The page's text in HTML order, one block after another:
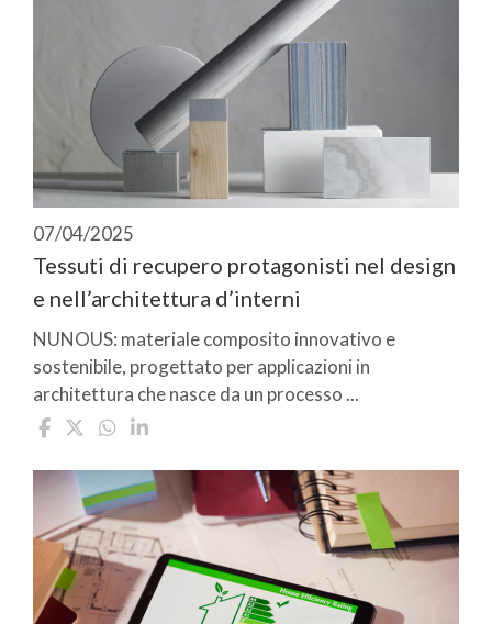
07/04/2025
Tessuti di recupero protagonisti nel design
e nell’architettura d’interni
NUNOUS: materiale composito innovativo e
sostenibile, progettato per applicazioni in
architettura che nasce da un processo ...